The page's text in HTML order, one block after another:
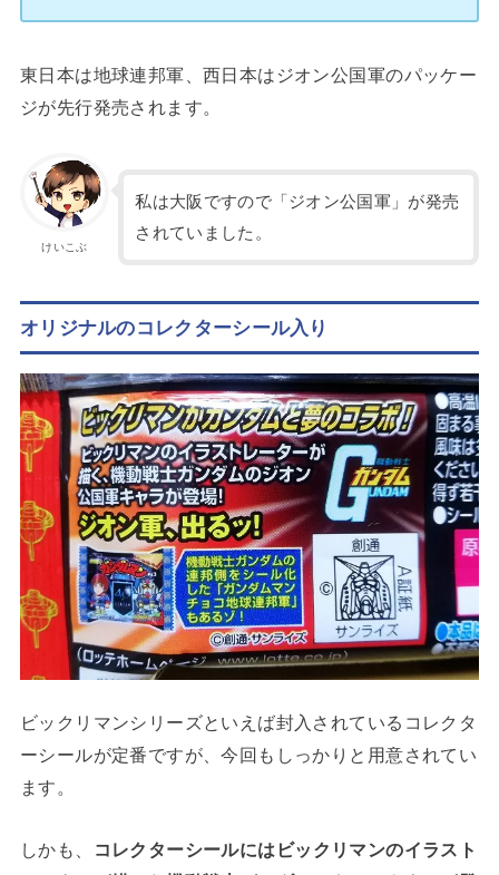
東日本は地球連邦軍、西日本はジオン公国軍のパッケー
ジが先行発売されます。
けいこぶ
私は大阪ですので「ジオン公国軍」が発売
されていました。
オリジナルのコレクターシール入り
ビックリマンシリーズといえば封入されているコレクタ
ーシールが定番ですが、今回もしっかりと用意されてい
ます。
しかも、
コレクターシールにはビックリマンのイラスト